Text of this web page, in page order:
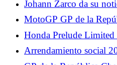
Johann Zarco da su
ha sido pospuesta pero
MotoGP GP de la
clasificación de los
muy buena forma,
bien
Honda Prelude Limited
reservada para Japón,
Arrendamiento social
alquiler para los